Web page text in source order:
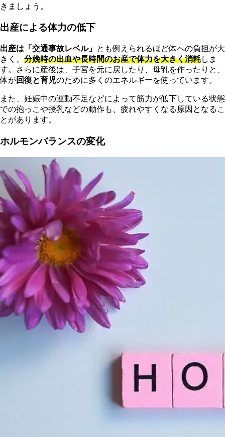
きましょう。
出産による体力の低下
出産は「交通事故レベル」 とも例えられるほど体への負担が大
きく、 分娩時の出血や長時間のお産で体力を大きく消耗しま
す。さらに産後は、子宮を元に戻したり、母乳を作ったりと、
体が回復と育児のために多くのエネルギーを使っています。
また、妊娠中の運動不足などによって筋力が低下している状態
での抱っこや授乳などの動作も、疲れやすくなる原因となるこ
とがあります。
ホルモンバランスの変化